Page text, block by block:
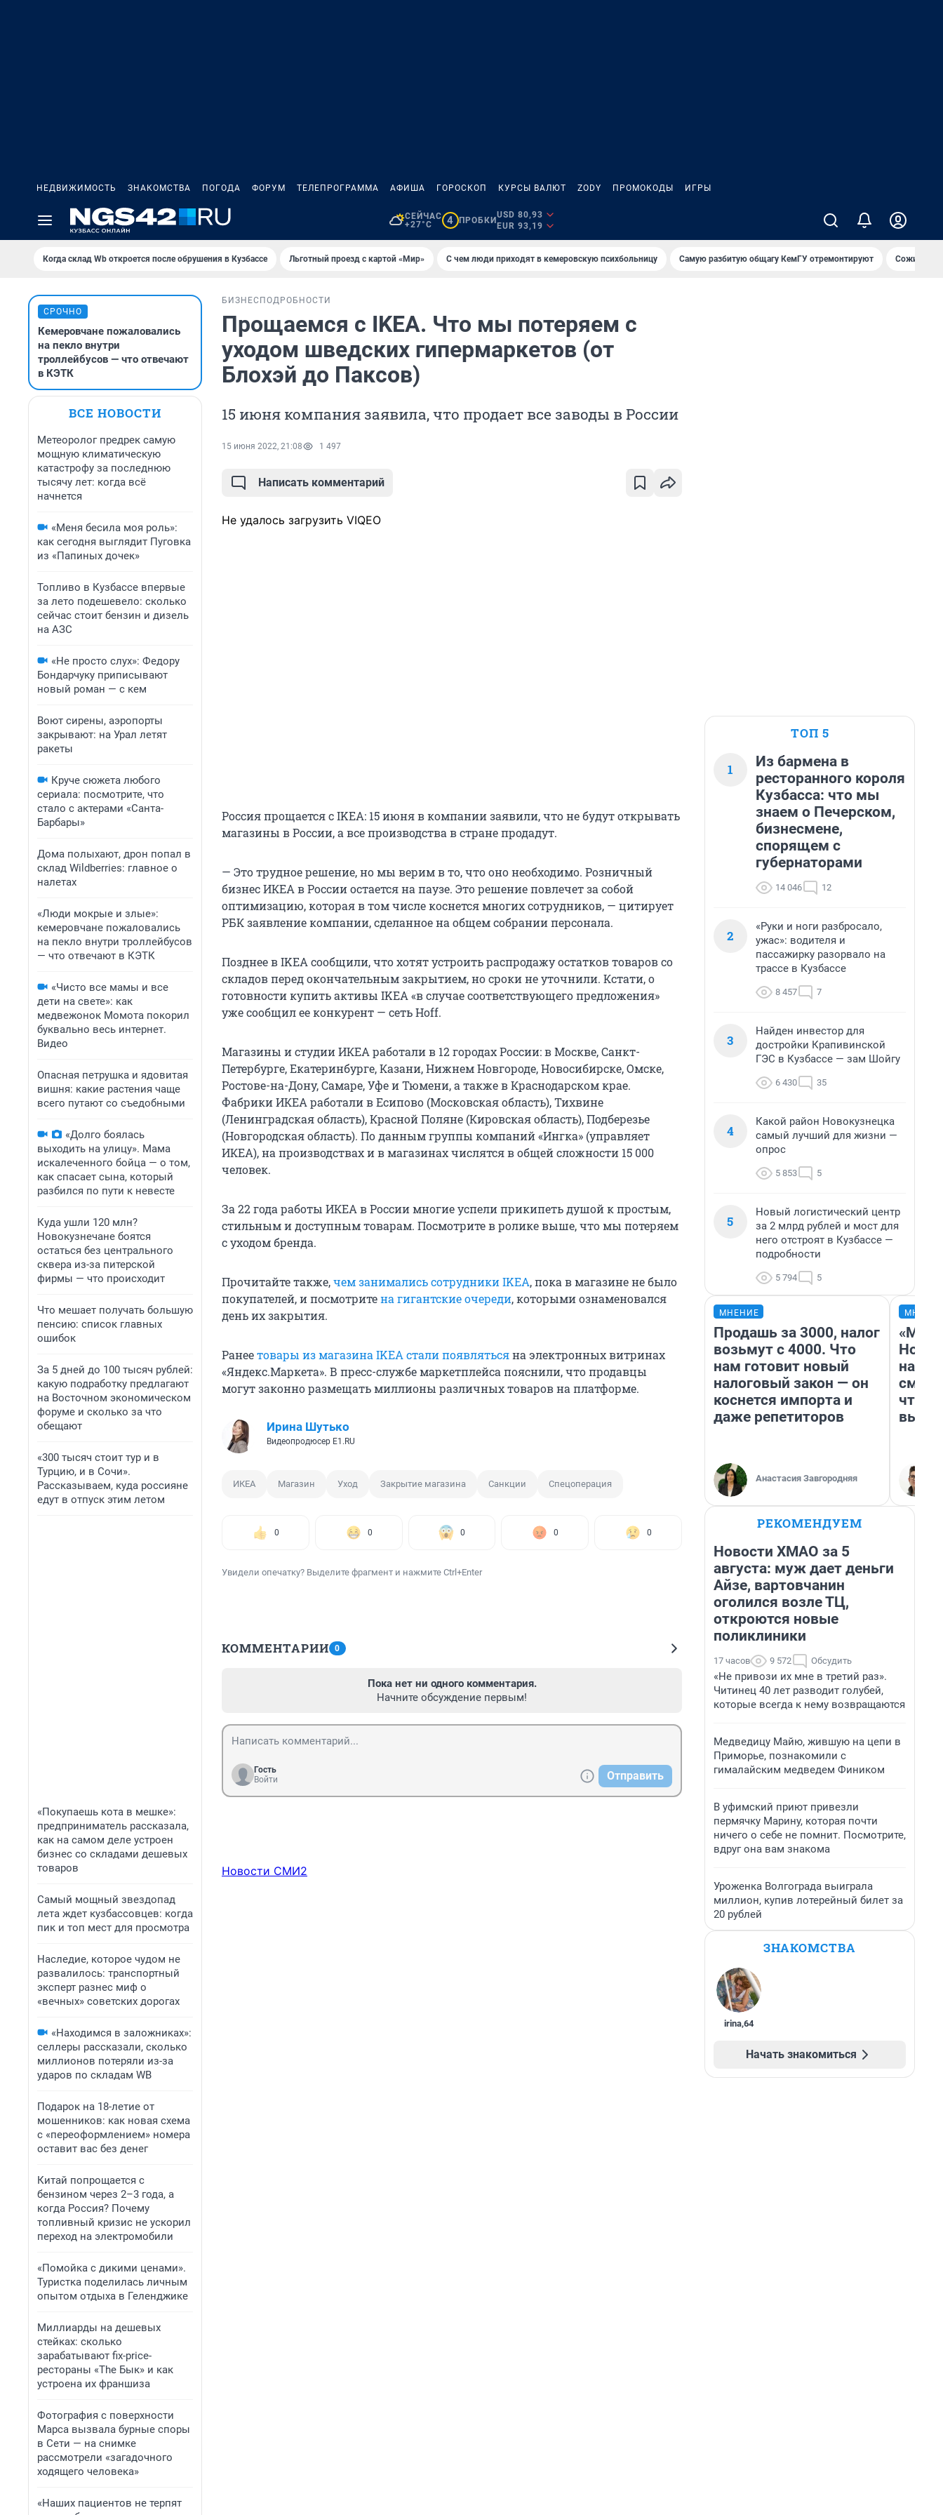
НЕДВИЖИМОСТЬ ЗНАКОМСТВА ПОГОДА ФОРУМ ТЕЛЕПРОГРАММА АФИША ГОРОСКОП КУРСЫ ВАЛЮТ ZODY ПРОМОКОДЫ ИГРЫ
СЕЙЧАС
+27°C
4 ПРОБКИ
USD 80,93
EUR 93,19
Когда склад Wb откроется после обрушения в Кузбассе Льготный проезд с картой «Мир» С чем люди приходят в кемеровскую психбольницу Самую разбитую общагу КемГУ отремонтируют
СРОЧНО
Кемеровчане пожаловались
на пекло внутри
троллейбусов — что отвечают
в КЭТК
ВСЕ НОВОСТИ
Метеоролог предрек самую
мощную климатическую
катастрофу за последнюю
тысячу лет: когда всё
начнется
«Меня бесила моя роль»:
как сегодня выглядит Пуговка
из «Папиных дочек»
Топливо в Кузбассе впервые
за лето подешевело: сколько
сейчас стоит бензин и дизель
на АЗС
«Не просто слух»: Федору
Бондарчуку приписывают
новый роман — с кем
Воют сирены, аэропорты
закрывают: на Урал летят
ракеты
Круче сюжета любого
сериала: посмотрите, что
стало с актерами «Санта-
Барбары»
Дома полыхают, дрон попал в
склад Wildberries: главное о
налетах
«Люди мокрые и злые»:
кемеровчане пожаловались
на пекло внутри троллейбусов
— что отвечают в КЭТК
«Чисто все мамы и все
дети на свете»: как
медвежонок Момота покорил
буквально весь интернет.
Видео
Опасная петрушка и ядовитая
вишня: какие растения чаще
всего путают со съедобными
«Долго боялась
выходить на улицу». Мама
искалеченного бойца — о том,
как спасает сына, который
разбился по пути к невесте
Куда ушли 120 млн?
Новокузнечане боятся
остаться без центрального
сквера из-за питерской
фирмы — что происходит
Что мешает получать большую
пенсию: список главных
ошибок
За 5 дней до 100 тысяч рублей:
какую подработку предлагают
на Восточном экономическом
форуме и сколько за что
обещают
«300 тысяч стоит тур и в
Турцию, и в Сочи».
Рассказываем, куда россияне
едут в отпуск этим летом
«Покупаешь кота в мешке»:
предприниматель рассказала,
как на самом деле устроен
бизнес со складами дешевых
товаров
Самый мощный звездопад
лета ждет кузбассовцев: когда
пик и топ мест для просмотра
Наследие, которое чудом не
развалилось: транспортный
эксперт разнес миф о
«вечных» советских дорогах
«Находимся в заложниках»:
селлеры рассказали, сколько
миллионов потеряли из-за
ударов по складам WB
Подарок на 18-летие от
мошенников: как новая схема
с «переоформлением» номера
оставит вас без денег
Китай попрощается с
бензином через 2–3 года, а
когда Россия? Почему
топливный кризис не ускорил
переход на электромобили
«Помойка с дикими ценами».
Туристка поделилась личным
опытом отдыха в Геленджике
Миллиарды на дешевых
стейках: сколько
зарабатывают fix-price-
рестораны «The Бык» и как
устроена их франшиза
Фотография с поверхности
Марса вызвала бурные споры
в Сети — на снимке
рассмотрели «загадочного
ходящего человека»
«Наших пациентов не терпят
БИЗНЕС ПОДРОБНОСТИ
Прощаемся с IKEA. Что мы потеряем с
уходом шведских гипермаркетов (от
Блохэй до Паксов)
15 июня компания заявила, что продает все заводы в России
15 июня 2022, 21:08 1 497
Написать комментарий
Не удалось загрузить VIQEO
Россия прощается с IKEA: 15 июня в компании заявили, что не будут открывать
магазины в России, а все производства в стране продадут.
— Это трудное решение, но мы верим в то, что оно необходимо. Розничный
бизнес ИКЕА в России остается на паузе. Это решение повлечет за собой
оптимизацию, которая в том числе коснется многих сотрудников, — цитирует
РБК заявление компании, сделанное на общем собрании персонала.
Позднее в IKEA сообщили, что хотят устроить распродажу остатков товаров со
складов перед окончательным закрытием, но сроки не уточнили. Кстати, о
готовности купить активы IKEA «в случае соответствующего предложения»
уже сообщил ее конкурент — сеть Hoff.
Магазины и студии ИКЕА работали в 12 городах России: в Москве, Санкт-
Петербурге, Екатеринбурге, Казани, Нижнем Новгороде, Новосибирске, Омске,
Ростове-на-Дону, Самаре, Уфе и Тюмени, а также в Краснодарском крае.
Фабрики ИКЕА работали в Есипово (Московская область), Тихвине
(Ленинградская область), Красной Поляне (Кировская область), Подберезье
(Новгородская область). По данным группы компаний «Ингка» (управляет
ИКЕА), на производствах и в магазинах числятся в общей сложности 15 000
человек.
За 22 года работы ИКЕА в России многие успели прикипеть душой к простым,
стильным и доступным товарам. Посмотрите в ролике выше, что мы потеряем
с уходом бренда.
Прочитайте также,чем занимались сотрудники IKEA, пока в магазине не было
покупателей, и посмотритена гигантские очереди, которыми ознаменовался
день их закрытия.
Ранеетовары из магазина IKEA стали появлятьсяна электронных витринах
«Яндекс.Маркета». В пресс-службе маркетплейса пояснили, что продавцы
могут законно размещать миллионы различных товаров на платформе.
Ирина Шутько
Видеопродюсер E1.RU
ИКЕА Магазин Уход Закрытие магазина Санкции Спецоперация
0 0 0 0 0
Увидели опечатку? Выделите фрагмент и нажмите Ctrl+Enter
КОММЕНТАРИИ 0
Пока нет ни одного комментария.
Начните обсуждение первым!
Гость
Войти
Отправить
Новости СМИ2
ТОП 5
1
Из бармена в
ресторанного короля
Кузбасса: что мы
знаем о Печерском,
бизнесмене,
спорящем с
губернаторами
14 046 12
2
«Руки и ноги разбросало,
ужас»: водителя и
пассажирку разорвало на
трассе в Кузбассе
8 457 7
3
Найден инвестор для
достройки Крапивинской
ГЭС в Кузбассе — зам Шойгу
6 430 35
4
Какой район Новокузнецка
самый лучший для жизни —
опрос
5 853 5
5
Новый логистический центр
за 2 млрд рублей и мост для
него отстроят в Кузбассе —
подробности
5 794 5
МНЕНИЕ
Продашь за 3000, налог
возьмут с 4000. Что
нам готовит новый
налоговый закон — он
коснется импорта и
даже репетиторов
Анастасия Завгородняя
«Мы
РЕКОМЕНДУЕМ
Новости ХМАО за 5
августа: муж дает деньги
Айзе, вартовчанин
оголился возле ТЦ,
откроются новые
поликлиники
17 часов 9 572 Обсудить
«Не привози их мне в третий раз».
Читинец 40 лет разводит голубей,
которые всегда к нему возвращаются
Медведицу Майю, жившую на цепи в
Приморье, познакомили с
гималайским медведем Фиником
В уфимский приют привезли
пермячку Марину, которая почти
ничего о себе не помнит. Посмотрите,
вдруг она вам знакома
Уроженка Волгограда выиграла
миллион, купив лотерейный билет за
20 рублей
ЗНАКОМСТВА
irina,64
Начать знакомиться